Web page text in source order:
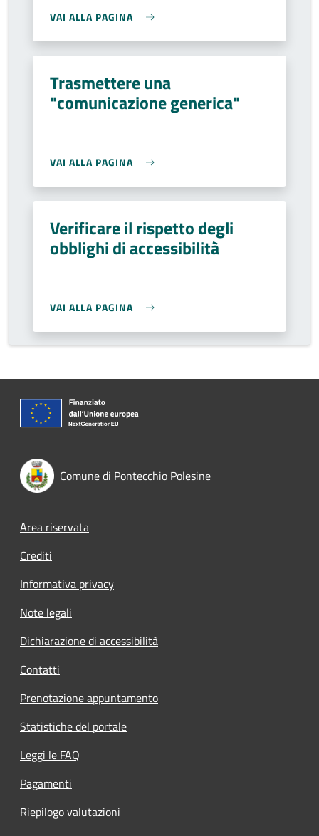
VAI ALLA PAGINA
Trasmettere una
"comunicazione generica"
VAI ALLA PAGINA
Verificare il rispetto degli
obblighi di accessibilità
VAI ALLA PAGINA
Comune di Pontecchio Polesine
Footer menu
Area riservata
Crediti
Informativa privacy
Note legali
Dichiarazione di accessibilità
Contatti
Prenotazione appuntamento
Statistiche del portale
Leggi le FAQ
Pagamenti
Riepilogo valutazioni